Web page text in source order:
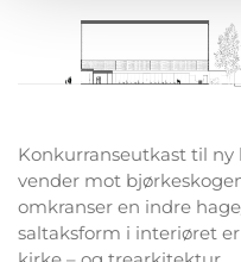
Konkurranseutkast til
vender mot
omkranser en indre
saltaksform i interiøret